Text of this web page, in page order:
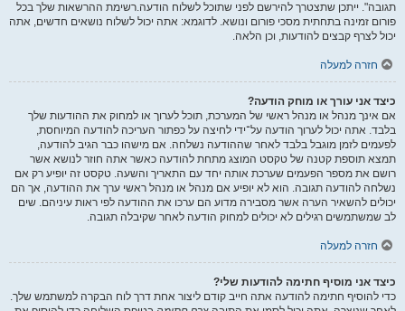
תגובה". ייתכן שתצטרך להירשם לפני שתוכל לשלוח הודעה.רשימת ההרשאות שלך בכל
פורום זמינה בתחתית מסכי פורום ונושא. לדוגמא: אתה יכול לשלוח נושאים חדשים, אתה
יכול לצרף קבצים להודעות, וכן הלאה.
חזרה למעלה
כיצד אני עורך או מוחק הודעה?
אם אינך מנהל או מנהל ראשי של המערכת, תוכל לערוך או למחוק את ההודעות שלך
בלבד. אתה יכול לערוך הודעה על־ידי לחיצה על כפתור העריכה להודעה המיוחסת,
לפעמים לזמן מוגבל בלבד לאחר שההודעה נשלחה. אם מישהו כבר הגיב להודעה,
תמצא תוספת קטנה של טקסט המוצג מתחת להודעה כאשר אתה חוזר לנושא אשר
רושם את מספר הפעמים שערכת אותה יחד עם התאריך והשעה. טקסט זה יופיע רק אם
נשלחה להודעה תגובה. הוא לא יופיע אם מנהל או מנהל ראשי ערך את ההודעה, אך הם
יכולים להשאיר הערה אשר מסבירה מדוע הם ערכו את ההודעה לפי ראות עיניהם. שים
לב שמשתמשים רגילים לא יכולים למחוק הודעה לאחר שקיבלה תגובה.
חזרה למעלה
כיצד אני מוסיף חתימה להודעות שלי?
כדי להוסיף חתימה להודעה אתה חייב קודם ליצור אחת דרך לוח הבקרה למשתמש שלך.